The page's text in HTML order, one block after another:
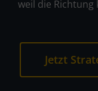
weil die Richtung
Jetzt